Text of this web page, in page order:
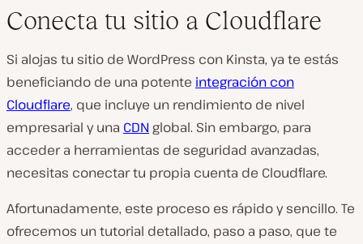
Conecta tu sitio a Cloudflare
Si alojas tu sitio de WordPress con Kinsta, ya te estás
beneficiando de una potente integración con
Cloudflare, que incluye un rendimiento de nivel
empresarial y una CDN global. Sin embargo, para
acceder a herramientas de seguridad avanzadas,
necesitas conectar tu propia cuenta de Cloudflare.
Afortunadamente, este proceso es rápido y sencillo. Te
ofrecemos un tutorial detallado, paso a paso, que te